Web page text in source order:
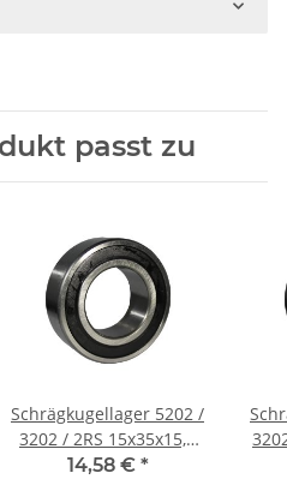
passt zu
Schrägkugellager 5202 /
3202 / 2RS 15x35x15,9
mm
14,58 € *